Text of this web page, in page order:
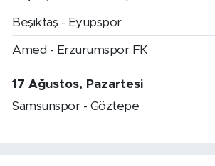
Beşiktaş - Eyüpspor
Amed - Erzurumspor FK
17 Ağustos, Pazartesi
Samsunspor - Göztepe